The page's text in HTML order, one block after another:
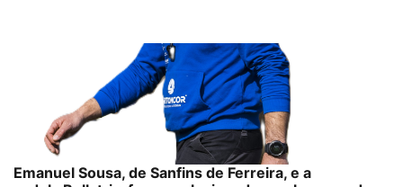
Emanuel Sousa, de Sanfins de Ferreira, e a